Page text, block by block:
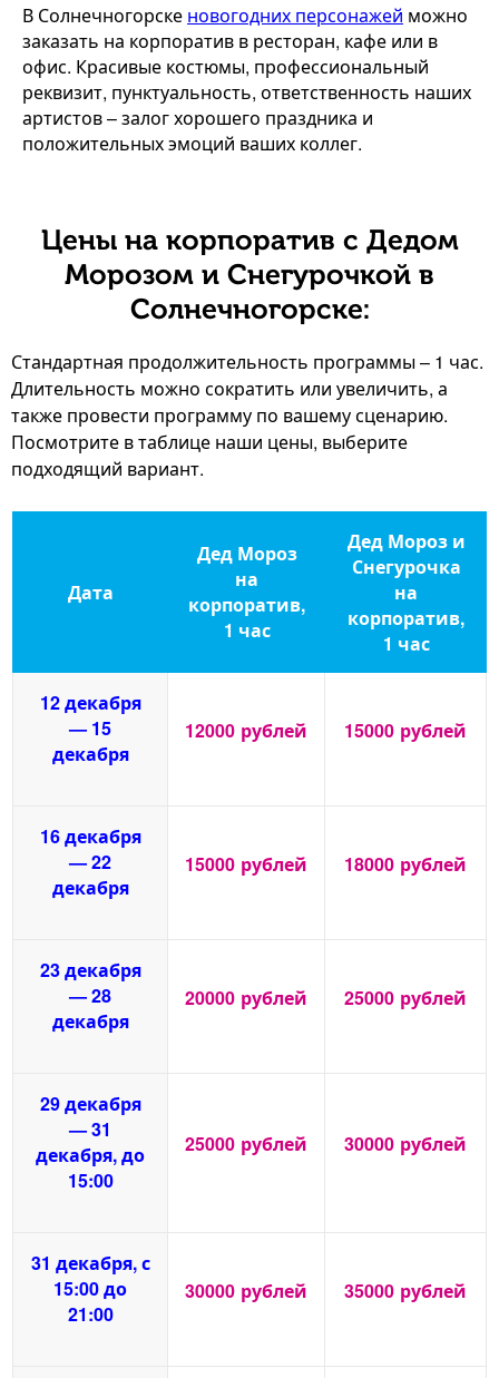
В Солнечногорске новогодних персонажей можно
заказать на корпоратив в ресторан, кафе или в
офис. Красивые костюмы, профессиональный
реквизит, пунктуальность, ответственность наших
артистов – залог хорошего праздника и
положительных эмоций ваших коллег.
Цены на корпоратив с Дедом
Морозом и Снегурочкой в
Солнечногорске:
Стандартная продолжительность программы – 1 час.
Длительность можно сократить или увеличить, а
также провести программу по вашему сценарию.
Посмотрите в таблице наши цены, выберите
подходящий вариант.
Дата
Дед Мороз
на
корпоратив,
1 час
Дед Мороз и
Снегурочка
на
корпоратив,
1 час
12 декабря
— 15
декабря
12000 рублей 15000 рублей
16 декабря
— 22
декабря
15000 рублей 18000 рублей
23 декабря
— 28
декабря
20000 рублей 25000 рублей
29 декабря
— 31
декабря, до
15:00
25000 рублей 30000 рублей
31 декабря, с
15:00 до
21:00
30000 рублей 35000 рублей